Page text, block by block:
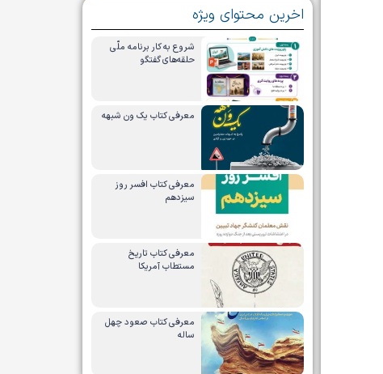
اخرین محتوای ویژه
شروع به کار برنامه ملّی
حلقه‌های گفتگو
معرفی کتاب یک ون شبهه
معرفی کتاب افسر روز
سیزدهم
معرفی کتاب تاریخ
مستطاب آمریکا
معرفی کتاب صعود چهل
ساله